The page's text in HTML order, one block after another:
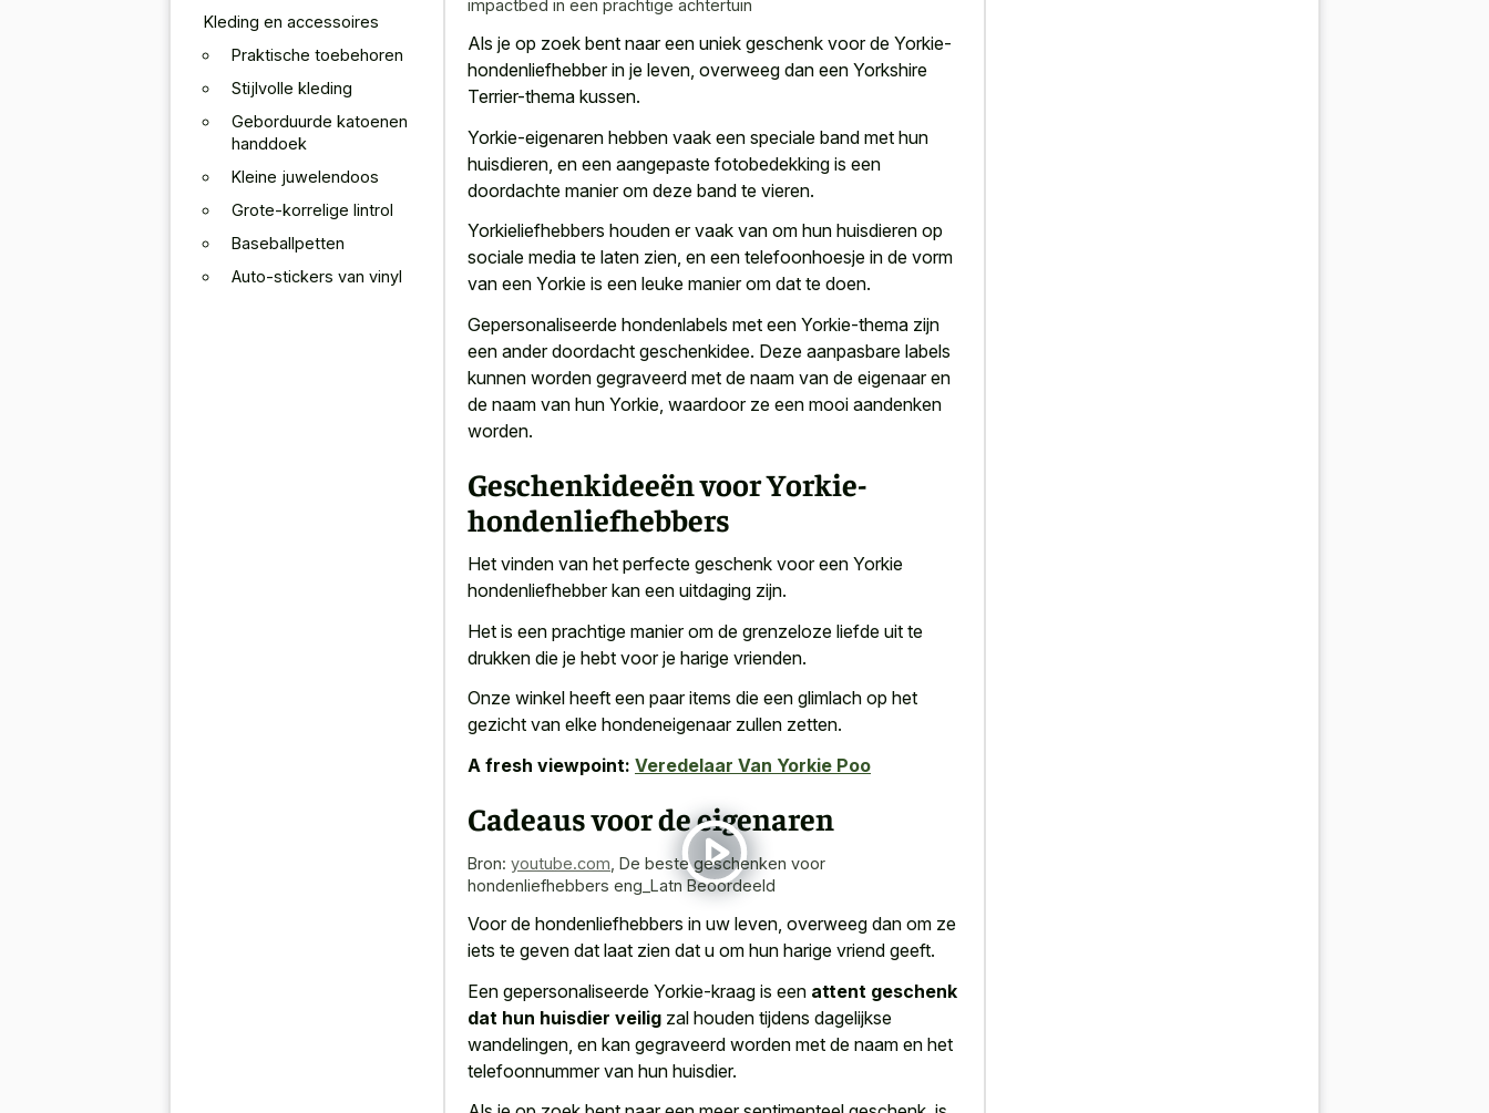
Kleding en accessoires
Praktische toebehoren
Stijlvolle kleding
Geborduurde katoenen
handdoek
Kleine juwelendoos
Grote-korrelige lintrol
Baseballpetten
Auto-stickers van vinyl
impactbed in een prachtige achtertuin
Als je op zoek bent naar een uniek geschenk voor de Yorkie-
hondenliefhebber in je leven, overweeg dan een Yorkshire
Terrier-thema kussen.
Yorkie-eigenaren hebben vaak een speciale band met hun
huisdieren, en een aangepaste fotobedekking is een
doordachte manierom deze band te vieren.
Yorkieliefhebbers houden er vaak van om hun huisdieren op
sociale media te laten zien, en een telefoonhoesje in de vorm
van een Yorkie is een leuke manier om dat te doen.
Gepersonaliseerde hondenlabels met een Yorkie-thema zijn
een ander doordacht geschenkidee. Deze aanpasbare labels
kunnen worden gegraveerd met de naam van de eigenaar en
de naam van hun Yorkie, waardoor ze een mooi aandenken
worden.
Geschenkideeën voor Yorkie-
hondenliefhebbers
Het vinden van het perfecte geschenk voor een Yorkie
hondenliefhebber kan een uitdaging zijn.
Het is een prachtige manier om de grenzeloze liefde uit te
drukken die je hebt voor je harige vrienden.
Onze winkel heeft een paar items die een glimlach op het
gezicht van elke hondeneigenaar zullen zetten.
A fresh viewpoint: Veredelaar Van Yorkie Poo
Cadeaus voor de eigenaren
Bron: youtube.com De beste geschenken voor
hondenliefhebbers eng_Latn Beoordeeld
Voor de hondenliefhebbers in uw leven, overweeg dan om ze
iets te geven dat laat zien dat u om hun harige vriend geeft.
Een gepersonaliseerde Yorkie-kraag is een attent geschenk
dat hun huisdier veilig zal houden tijdens dagelijkse
wandelingen, en kan gegraveerd worden met de naam en het
telefoonnummer van hun huisdier.